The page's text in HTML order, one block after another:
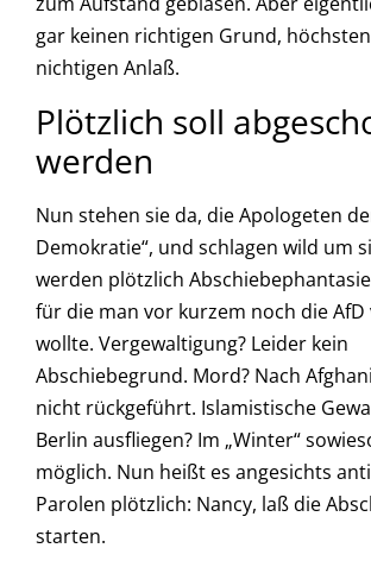
gar keinen richtigen Grund,
nichtigen Anlaß.
Plötzlich soll
werden
Nun stehen sie da, die Apologeten
Demokratie“, und schlagen wild um
werden plötzlich
für die man vor kurzem noch die
wollte. Vergewaltigung? Leider kein
Abschiebegrund. Mord? Nach
nicht rückgeführt. Islamistische
Berlin ausfliegen? Im „Winter“
möglich. Nun heißt es angesichts
Parolen plötzlich: Nancy, laß die
starten.